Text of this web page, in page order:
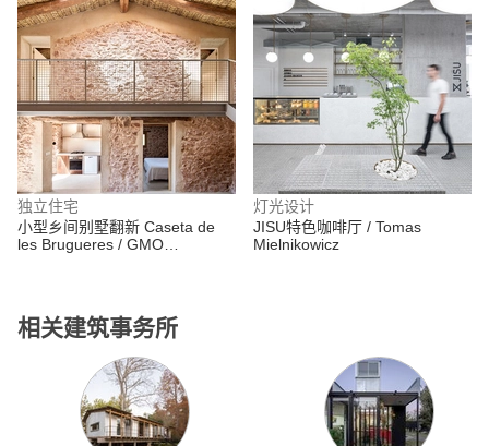
独立住宅
小型乡间别墅翻新 Caseta de
les Brugueres / GMO
相关建筑事务所
灯光设计
JISU特色咖啡厅 / Tomas
Mielnikowicz